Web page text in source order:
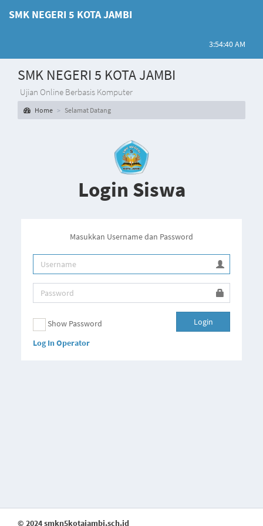
SMK NEGERI 5 KOTA JAMBI
3:54:40 AM
SMK NEGERI 5 KOTA JAMBI
Ujian Online Berbasis Komputer
Home Selamat Datang
Login Siswa
Masukkan Username dan Password
Show Password
Log In Operator
Login
© 2024 smkn5kotajambi.sch.id